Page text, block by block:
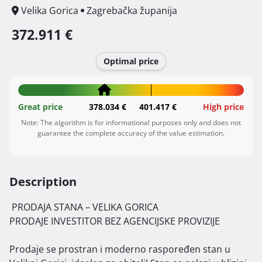
Velika Gorica Zagrebačka županija
372.911 €
Optimal price
Great price 378.034 € 401.417 € High price
Note: The algorithm is for informational purposes only and does not
guarantee the complete accuracy of the value estimation.
Description
PRODAJE INVESTITOR BEZ AGENCIJSKE PROVIZIJE
Prodaje se prostran i moderno raspoređen stan u